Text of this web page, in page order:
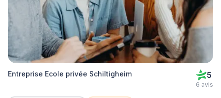
Entreprise Ecole privée Schiltigheim 5
6 avis